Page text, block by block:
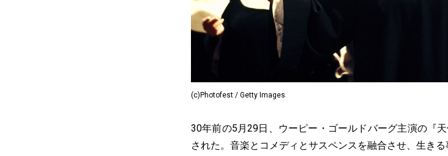
(c)Photofest / Getty Images
30年前の5月29日、ウーピー・ゴールドバーグ主演の『
された。音楽とコメディとサスペンスを融合させ、生き